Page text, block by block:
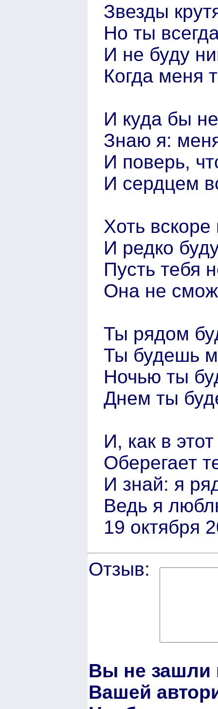
Звезды
Но ты
И не буду
Когда меня
И куда бы
Знаю я:
И поверь,
И сердцем
Хоть
И редко
Пусть тебя
Она не
Ты рядом
Ты будешь
Ночью ты
Днем ты
И, как в
Оберегает
И знай: я
Ведь я
19 октября
Отзыв:
Вы не зашли
Вашей